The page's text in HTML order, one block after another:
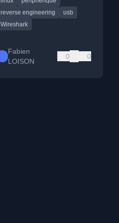
reverse engineering
usb
Wireshark
Fabien
LOISON
0 0